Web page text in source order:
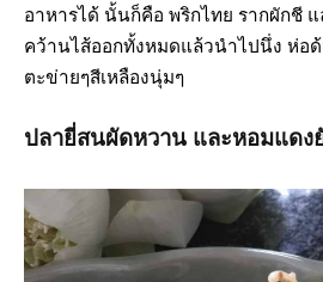
อาหารได้ นั้นก็คือ พริกไทย รากผักชี
คว้านไส้ออกทั้งหมดแล้วนำไปนึ่ง ห่อ
ตะข่ายๆสีเหลืองนุ่มๆ
ปลายี่สนผัดหวาน และหอมแดง